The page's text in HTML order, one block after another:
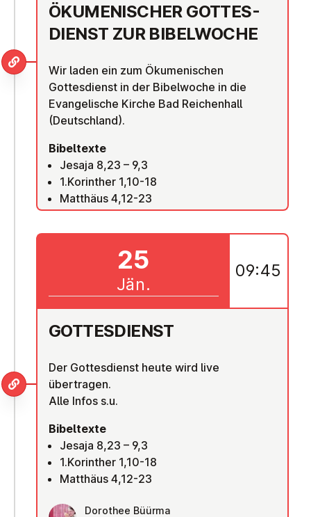
ÖKU­ME­NI­SCHER GOT­TES­
DIENST ZUR BI­BEL­WO­CHE
Wir laden ein zum Ökumenischen
Gottesdienst in der Bibelwoche in die
Evangelische Kirche Bad Reichenhall
(Deutschland).
Bibeltexte
Jesaja 8,23 – 9,3
1.Korinther 1,10-18
Matthäus 4,12-23
GOT­TES­DIENST
Der Gottesdienst heute wird live
übertragen.
Alle Infos s.u.
Bibeltexte
Jesaja 8,23 – 9,3
1.Korinther 1,10-18
Matthäus 4,12-23
Dorothee Büürma
25
Jän.
09:45